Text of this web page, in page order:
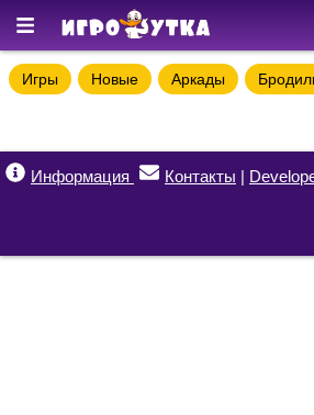
Игры Новые Аркады
Информация Контакты |